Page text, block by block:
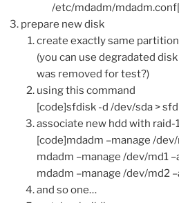
/etc/mdadm/
prepare new disk
create exactly same
(you can use degradated
was removed for test?)
using this command
[code]sfdisk -d /dev/sda >
associate new hdd with raid-
[code]mdadm –manage /
mdadm –manage /dev/md1
mdadm –manage /dev/md2
and so one…